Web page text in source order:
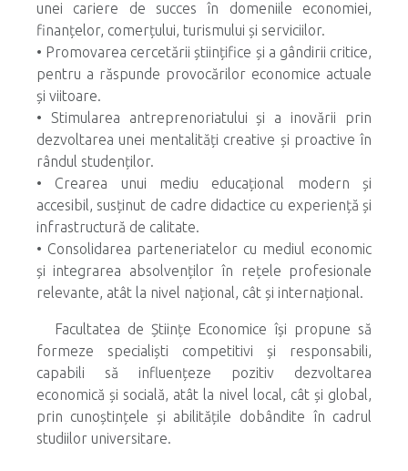
unei cariere de succes în domeniile economiei,
finanțelor, comerțului, turismului și serviciilor.
• Promovarea cercetării științifice și a gândirii critice,
pentru a răspunde provocărilor economice actuale
și viitoare.
• Stimularea antreprenoriatului și a inovării prin
dezvoltarea unei mentalități creative și proactive în
rândul studenților.
• Crearea unui mediu educațional modern și
accesibil, susținut de cadre didactice cu experiență și
infrastructură de calitate.
• Consolidarea parteneriatelor cu mediul economic
și integrarea absolvenților în rețele profesionale
relevante, atât la nivel național, cât și internațional.
Facultatea de Științe Economice își propune să
formeze specialiști competitivi și responsabili,
capabili să influențeze pozitiv dezvoltarea
economică și socială, atât la nivel local, cât și global,
prin cunoștințele și abilitățile dobândite în cadrul
studiilor universitare.